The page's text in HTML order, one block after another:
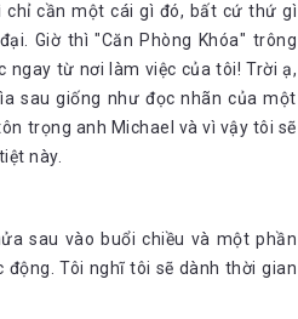
chỉ cần một cái gì đó, bất cứ thứ gì
Giờ thì "Căn Phòng Khóa" trông
ngay từ nơi làm việc của tôi! Trời ạ,
sau giống như đọc nhãn của một
trọng anh Michael và vì vậy tôi sẽ
này.
sau vào buổi chiều và một phần
Tôi nghĩ tôi sẽ dành thời gian